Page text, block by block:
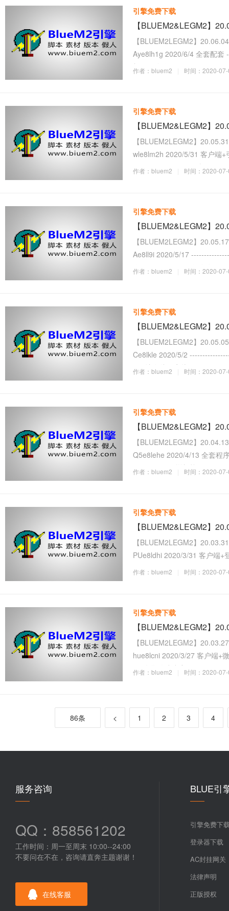
引擎免费下载
【BLUEM2&LEGM2】
【BLUEM2LEGM2】
Aye8lh1g 2020/6/4 全套配
加NPC命令：DELFIREBU
作者：bluem2 时间：2020-
引擎免费下载
【BLUEM2&LEGM2】
【BLUEM2LEGM2】
wle8lm2h 2020/5/31 客户端
-- M2 1、SetAbility 赋
作者：bluem2 时间：2020-
引擎免费下载
【BLUEM2&LEGM2】
【BLUEM2LEGM2】
Ae8ll9i 2020/5/17
令：EndGuildWar 行会名
作者：bluem2 时间：2020-
引擎免费下载
【BLUEM2&LEGM2】
【BLUEM2LEGM2】
Ce8lkle 2020/5/2
1 // 让在线玩家执
作者：bluem2 时间：2020-
引擎免费下载
【BLUEM2&LEGM2】
【BLUEM2LEGM2】
Q5e8lehe 2020/4/13 全套
--- M2/Client 增加战
作者：bluem2 时间：2020-
引擎免费下载
【BLUEM2&LEGM2】
【BLUEM2LEGM2】
PUe8ldhi 2020/3/31 客户端
-------------------- 修正
作者：bluem2 时间：2020-
引擎免费下载
【BLUEM2&LEGM2】
【BLUEM2LEGM2】
hue8lcni 2020/3/27 客户端
--- 优化微端速度，
作者：bluem2 时间：2020-
86条 < 1 2 3 4
服务咨询
QQ：858561202
工作时间：周一至周末 10:00--24:00
不要问在不在，咨询请直奔主题谢谢！
在线客服
BLUE引
引擎免费下
登录器下载
AC封挂网关
法律声明
正版授权